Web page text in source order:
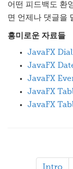
어떤 피드백도 환
면 언제나 댓글을
흥미로운 자료들
JavaFX
JavaFX
JavaFX
JavaFX
JavaFX
Intro